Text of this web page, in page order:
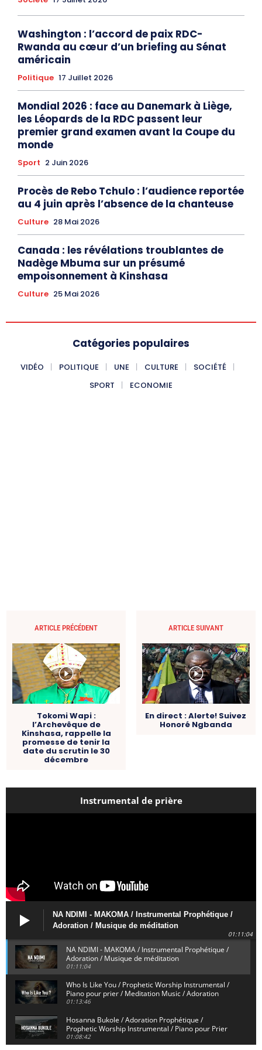
Washington : l’accord de paix RDC-
Rwanda au cœur d’un briefing au Sénat
américain
Politique 17 Juillet 2026
Mondial 2026 : face au Danemark à Liège,
les Léopards de la RDC passent leur
premier grand examen avant la Coupe du
monde
Sport 2 Juin 2026
Procès de Rebo Tchulo : l’audience reportée
au 4 juin après l’absence de la chanteuse
Culture 28 Mai 2026
Canada : les révélations troublantes de
Nadège Mbuma sur un présumé
empoisonnement à Kinshasa
Culture 25 Mai 2026
Catégories populaires
VIDÉO POLITIQUE UNE CULTURE
SOCIÉTÉ
SPORT
ECONOMIE
ARTICLE PRÉCÉDENT
Tokomi Wapi :
l’Archevêque de
Kinshasa, rappelle la
promesse de tenir la
date du scrutin le 30
décembre
ARTICLE SUIVANT
En direct : Alerte! Suivez
Honoré Ngbanda
Instrumental de prière
NA NDIMI - MAKOMA / Instrumental Prophétique /
Adoration / Musique de méditation
01:11:04
NA NDIMI - MAKOMA / Instrumental Prophétique /
Adoration / Musique de méditation
01:11:04
Who Is Like You / Prophetic Worship Instrumental /
Piano pour prier / Meditation Music / Adoration
01:13:46
Hosanna Bukole / Adoration Prophétique /
Prophetic Worship Instrumental / Piano pour Prier
01:08:42